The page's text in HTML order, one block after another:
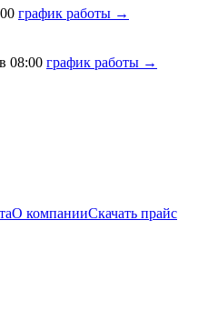
график работы →
08:00 график работы →
О компанииСкачать прайс